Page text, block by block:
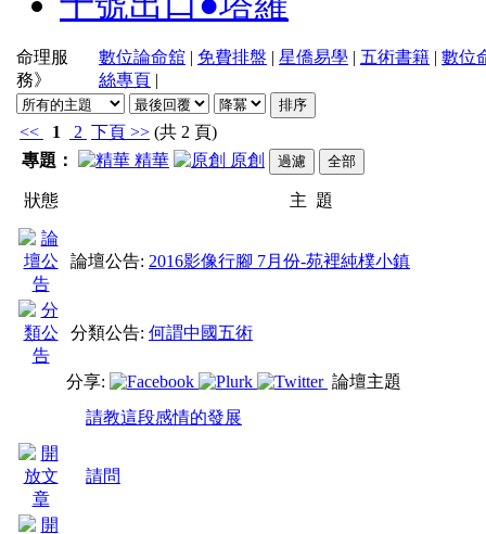
命理服
務》
數位論命舘 | 免費排盤 | 星僑易學 | 五術書籍 | 數位
絲專頁 |
<< 1 2 下頁 >> (共 2 頁)
專題：
精華 原創
狀態 主 題
論壇公告: 2016影像行腳 7月份-苑裡純樸小鎮
分類公告: 何謂中國五術
分享:
論壇主題
請教這段感情的發展
請問